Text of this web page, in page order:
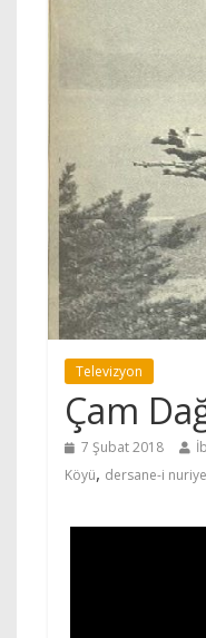
Televizyon
Çam
7 Şubat 2018
Köyü, dersane-i nuriye